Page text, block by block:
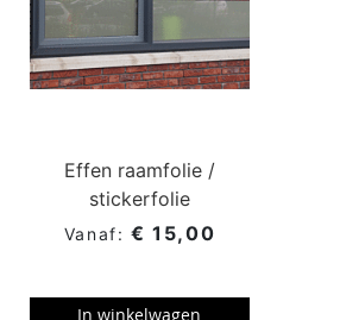
Effen raamfolie /
stickerfolie
€ 15,00
In winkelwagen